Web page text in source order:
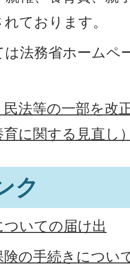
ております。
法務省ホームペ
民法等の一部を改
に関する見直し
ク
いての届け出
険の手続きについ